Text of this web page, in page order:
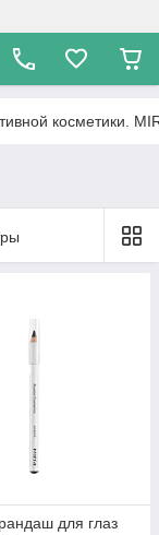
косметики.
для глаз